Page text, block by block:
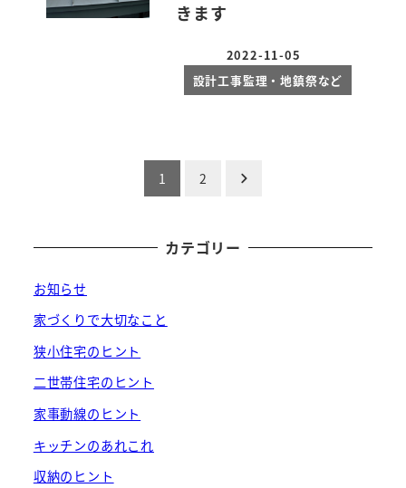
きます
投稿日
2022-11-05
設計工事監理・地鎮祭など
の
ペ
ー
ジ
送
り
1 2
カテゴリー
お知らせ
家づくりで大切なこと
狭小住宅のヒント
二世帯住宅のヒント
家事動線のヒント
キッチンのあれこれ
収納のヒント